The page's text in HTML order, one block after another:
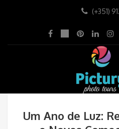
(+351)
Um Ano de Luz: